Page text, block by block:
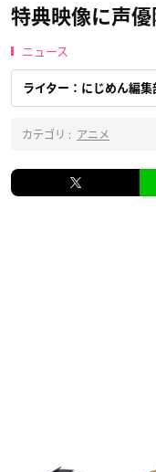
特典映像に声優
ニュース
ライター：にじめん編集
カテゴリ : アニメ